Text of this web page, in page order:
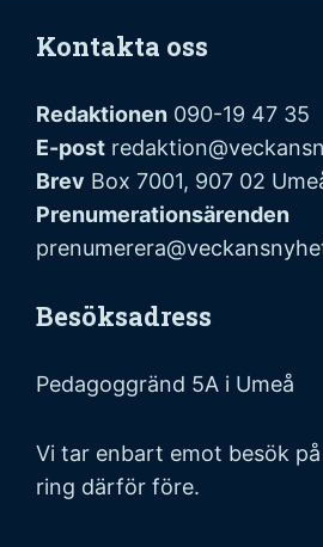
Kontakta oss
Redaktionen 090-19 47 35
E-post
Brev Box 7001, 907 02
Prenumerationsärenden
Besöksadress
Pedagoggränd 5A i Umeå
Vi tar enbart emot besök
ring därför före.